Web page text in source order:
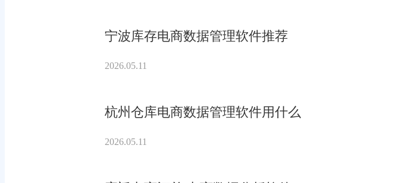
宁波库存电商数据管理软件推荐
2026.05.11
杭州仓库电商数据管理软件用什么
2026.05.11